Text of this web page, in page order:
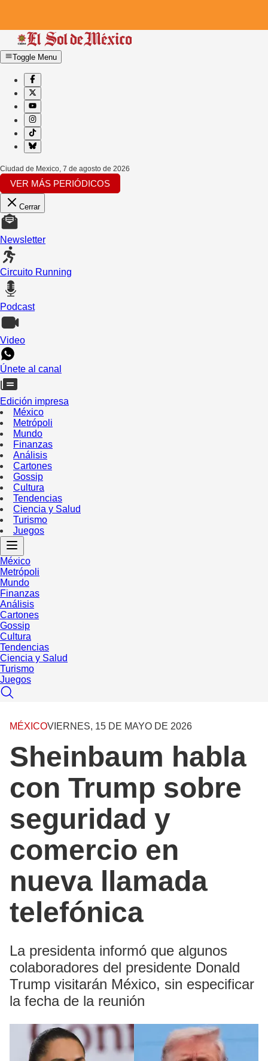
Toggle Menu
Ciudad de Mexico, 7 de agosto de 2026
VER MÁS PERIÓDICOS
Cerrar
Newsletter
Circuito Running
Podcast
Video
Únete al canal
Edición impresa
México
Metrópoli
Mundo
Finanzas
Análisis
Cartones
Gossip
Cultura
Tendencias
Ciencia y Salud
Turismo
Juegos
México
Metrópoli
Mundo
Finanzas
Análisis
Cartones
Gossip
Cultura
Tendencias
Ciencia y Salud
Turismo
Juegos
MÉXICOVIERNES, 15 DE MAYO DE 2026
Sheinbaum habla
con Trump sobre
seguridad y
comercio en
nueva llamada
telefónica
La presidenta informó que algunos
colaboradores del presidente Donald
Trump visitarán México, sin especificar
la fecha de la reunión